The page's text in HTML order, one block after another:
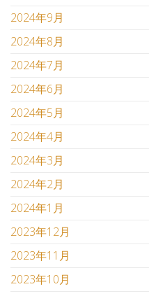
2024年9月
2024年8月
2024年7月
2024年6月
2024年5月
2024年4月
2024年3月
2024年2月
2024年1月
2023年12月
2023年11月
2023年10月